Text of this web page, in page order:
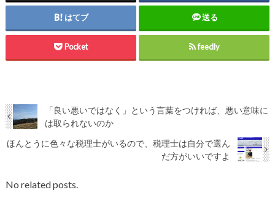
はてブ 送る
Pocket feedly
「良い悪いではなく」という言葉をつければ、悪い意味に
は取られないのか
ほんとうに色々な税理士がいるので、税理士は自分で選ん
だ方がいいですよ
No related posts.